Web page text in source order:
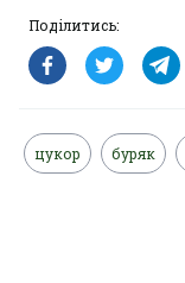
Поділитись:
цукор буряк